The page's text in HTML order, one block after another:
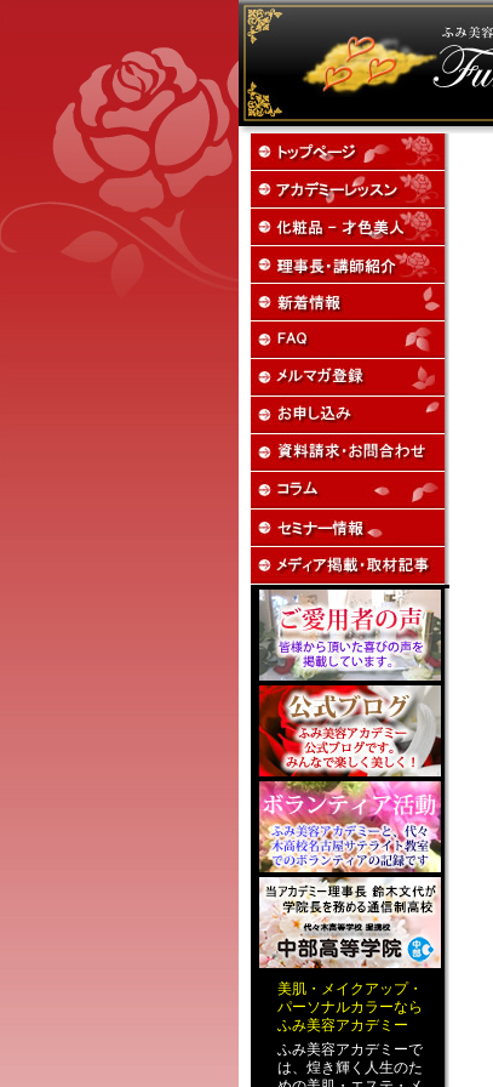
美肌 ・ メイクアップ・
パーソナルカラーなら
ふみ美容アカデミー
ふみ美容アカデミーで
は、煌き輝く人生のた